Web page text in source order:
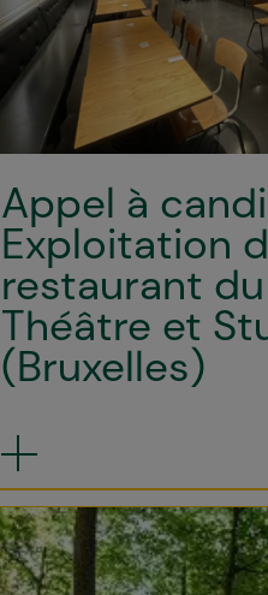
Appel à
Exploitation
restaurant du
Théâtre et
(Bruxelles)